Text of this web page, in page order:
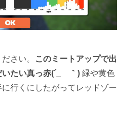
さい。
このミートアップで出
たい真っ赤(´_ゝ｀) 緑や黄色
行くにしたがってレッドゾー